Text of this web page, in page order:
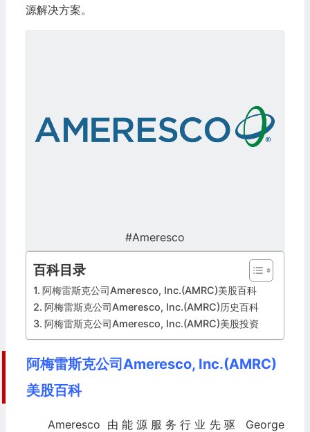
源解决方案。
#Ameresco
百科目录
阿梅雷斯克公司Ameresco, Inc.(AMRC)美股百科
阿梅雷斯克公司Ameresco, Inc.(AMRC)历史百科
阿梅雷斯克公司Ameresco, Inc.(AMRC)美股投资
阿梅雷斯克公司Ameresco, Inc.(AMRC)
美股百科
Ameresco 由能源服务行业先驱 George